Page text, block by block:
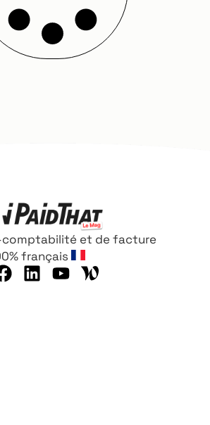
comptabilité et de facture
français